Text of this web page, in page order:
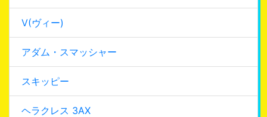
V(ヴィー)
アダム・スマッシャー
スキッピー
ヘラクレス 3AX